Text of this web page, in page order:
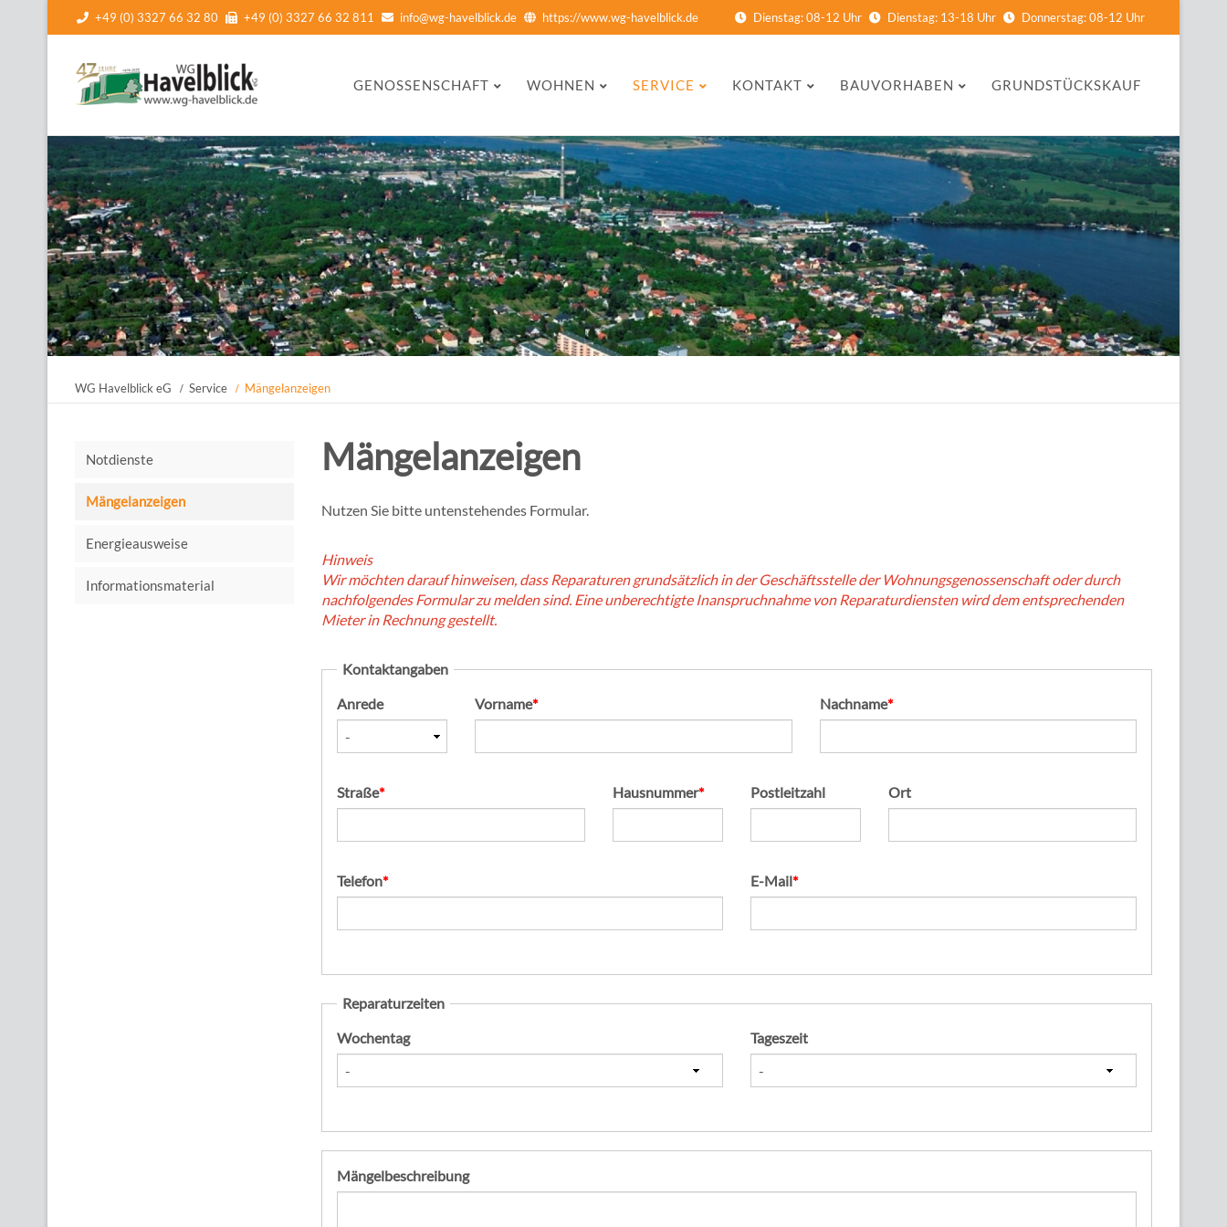
+49 (0) 3327 66 32 80 +49 (0) 3327 66 32 811 info@wg-havelblick.de https://www.wg-havelblick.de Dienstag: 08-12 Uhr Dienstag: 13-18 Uhr Donnerstag: 08-12 Uhr
Navigation
GENOSSENSCHAFT WOHNEN SERVICE KONTAKT BAUVORHABEN GRUNDSTÜCKSKAUF
WG Havelblick eG Service Mängelanzeigen
Mängelanzeigen
Nutzen Sie bitte untenstehendes Formular.
Hinweis
Wir möchten darauf hinweisen, dass Reparaturen grundsätzlich in der Geschäftsstelle der Wohnungsgenossenschaft oder durch
nachfolgendes Formular zu melden sind. Eine unberechtigte Inanspruchnahme von Reparaturdiensten wird dem entsprechenden
Mieter in Rechnung gestellt.
Kontaktangaben
Anrede
Pflichtfeld
Vorname* Pflichtfeld
Nachname*
Pflichtfeld
Straße* Pflichtfeld
Hausnummer* Postleitzahl Ort
Pflichtfeld
Telefon* Pflichtfeld
E-Mail*
Reparaturzeiten
Wochentag
Tageszeit
Mängelbeschreibung
Notdienste
Mängelanzeigen
Energieausweise
Informationsmaterial